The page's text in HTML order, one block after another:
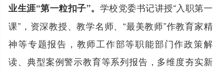
业生涯“第一粒扣子”。 学校党委书记讲授“入职第一
课”，资深教授、教学名师、“最美教师”作教育家精
神等专题报告，教师工作部等职能部门作政策解
读、典型案例警示教育等系列报告，多维度夯实新